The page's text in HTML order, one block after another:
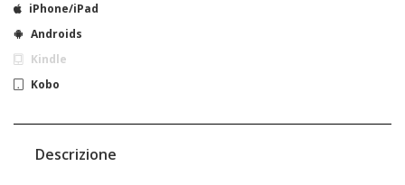
iPhone/iPad
Androids
Kindle
Kobo
Descrizione